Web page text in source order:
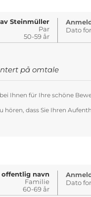
av Steinmüller
Par
50-59 år
Dato
på omtale
Ihnen für Ihre schöne
hören, dass Sie Ihren
offentlig navn
Familie
60-69 år
Dato